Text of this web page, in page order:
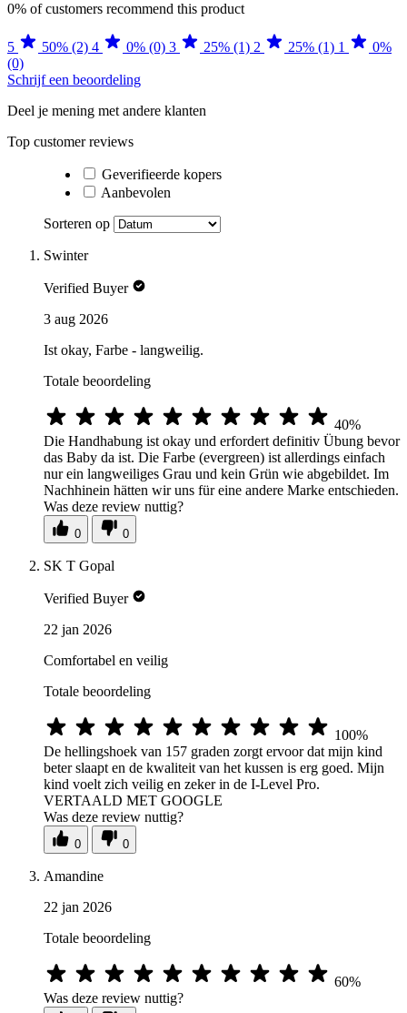
0% of customers recommend this product
5 50% (2) 4 0% (0) 3 25% (1) 2 25% (1) 1
0%
(0)
Schrijf een beoordeling
Deel je mening met andere klanten
Top customer reviews
Geverifieerde kopers
Aanbevolen
Sorteren op
Swinter
Verified Buyer
3 aug 2026
Ist okay, Farbe - langweilig.
Totale beoordeling
40%
Die Handhabung ist okay und erfordert definitiv Übung bevor
das Baby da ist. Die Farbe (evergreen) ist allerdings einfach
nur ein langweiliges Grau und kein Grün wie abgebildet. Im
Nachhinein hätten wir uns für eine andere Marke entschieden.
Was deze review nuttig?
0 0
SK T Gopal
Verified Buyer
22 jan 2026
Comfortabel en veilig
Totale beoordeling
100%
De hellingshoek van 157 graden zorgt ervoor dat mijn kind
beter slaapt en de kwaliteit van het kussen is erg goed. Mijn
kind voelt zich veilig en zeker in de I-Level Pro.
VERTAALD MET GOOGLE
Was deze review nuttig?
0 0
Amandine
22 jan 2026
Totale beoordeling
60%
Was deze review nuttig?